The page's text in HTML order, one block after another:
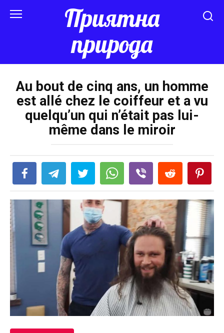
Приятна
природа
Au bout de cinq ans, un homme
est allé chez le coiffeur et a vu
quelqu’un qui n’était pas lui-
même dans le miroir